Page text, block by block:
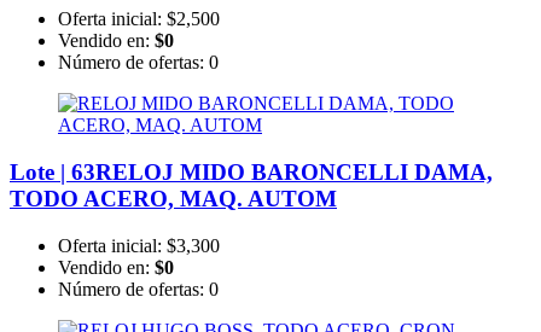
Oferta inicial: $2,500
Vendido en: $0
Número de ofertas: 0
Lote | 63RELOJ MIDO BARONCELLI DAMA,
TODO ACERO, MAQ. AUTOM
Oferta inicial: $3,300
Vendido en: $0
Número de ofertas: 0